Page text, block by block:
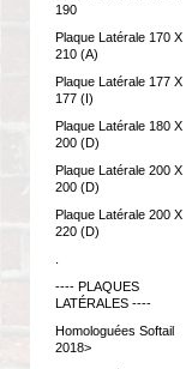
190
Plaque Latérale 170 X
210 (A)
Plaque Latérale 177 X
177 (I)
Plaque Latérale 180 X
200 (D)
Plaque Latérale 200 X
200 (D)
Plaque Latérale 200 X
220 (D)
---- PLAQUES
LATÉRALES ----
Homologuées Softail
2018>